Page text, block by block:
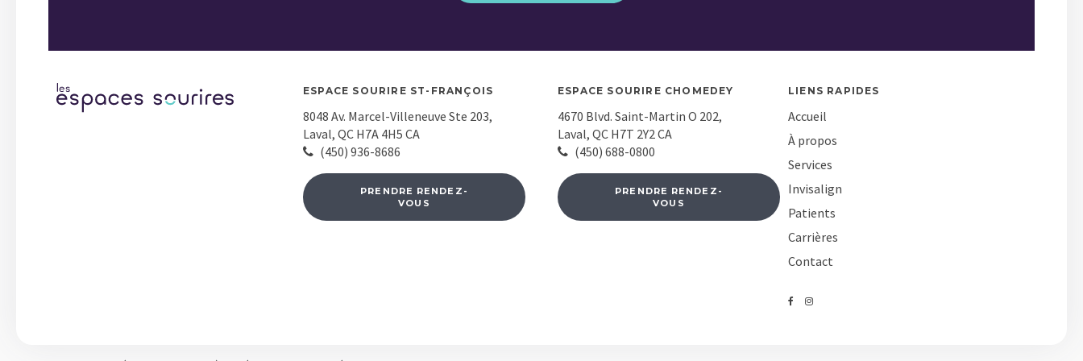
ESPACE SOURIRE ST-FRANÇOIS
8048 Av. Marcel-Villeneuve Ste 203
Laval QC H7A 4H5 CA
(450) 936-8686
PRENDRE RENDEZ-
VOUS
ESPACE SOURIRE CHOMEDEY
4670 Blvd. Saint-Martin O 202
Laval QC H7T 2Y2CA
(450) 688-0800
PRENDRE RENDEZ-
VOUS
LIENS RAPIDES
Accueil
À propos
Services
Invisalign
Patients
Carrières
Contact